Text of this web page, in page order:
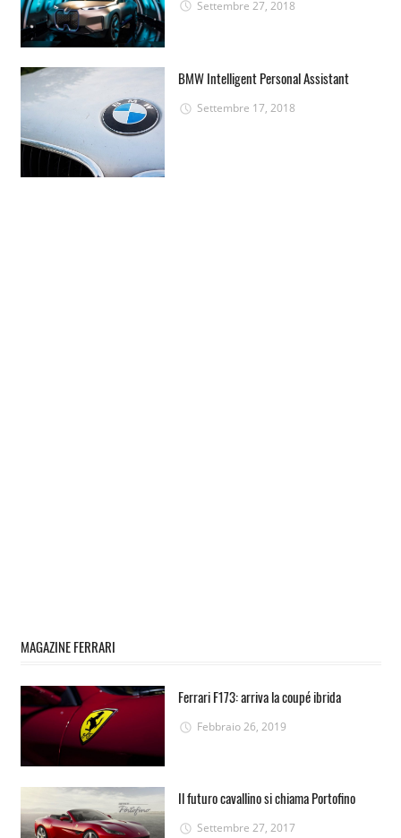
Settembre 27, 2018
BMW Intelligent Personal Assistant
Settembre 17, 2018
MAGAZINE FERRARI
Ferrari F173: arriva la coupé ibrida
Febbraio 26, 2019
Il futuro cavallino si chiama Portofino
Settembre 27, 2017